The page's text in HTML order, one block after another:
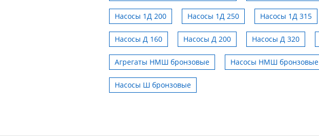
Насосы 1Д 200 Насосы 1Д 250 Насосы 1Д 315
Насосы Д 160 Насосы Д 200 Насосы Д 320
Агрегаты НМШ бронзовые Насосы НМШ бронзовые
Насосы Ш бронзовые